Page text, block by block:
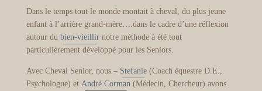
Dans le temps tout le monde montait à cheval, du plus jeune
enfant à l’arrière grand-mère….dans le cadre d’une réflexion
autour du bien-vieillirnotre méthode à été tout
particulièrement développé pour les Seniors.
Avec Cheval Senior, nous – Stefanie(Coach équestre D.E.,
Psychologue) et André Corman (Médecin, Chercheur) avons